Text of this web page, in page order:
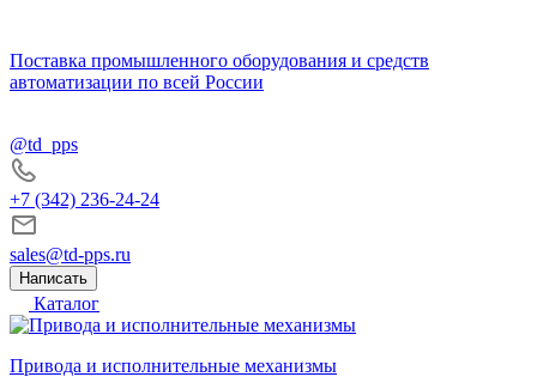
Поставка промышленного оборудования и средств
автоматизации по всей России
@td_pps
+7 (342) 236-24-24
sales@td-pps.ru
Написать
Каталог
Привода и исполнительные механизмы